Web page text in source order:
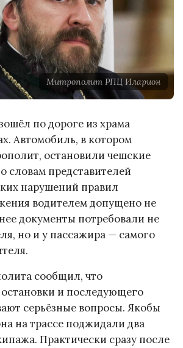
Митрополит РПЦ Иларион
по дороге из храма
Автомобиль, в котором
остановили чешские
словам представителей
нарушений правил
водителем допущено не
документы потребовали не
но и у пассажира — самого
сообщил, что
остановки и последующего
серьёзные вопросы. Якобы
на трассе поджидали два
Практически сразу после